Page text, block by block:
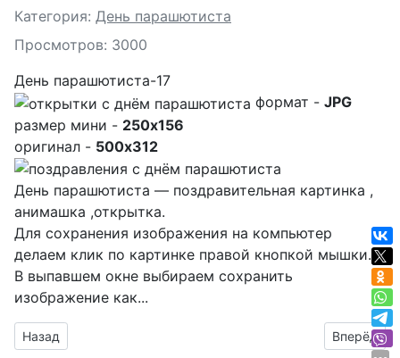
Подробности
Категория: День парашютиста
Просмотров: 3000
День парашютиста-17
формат - JPG
размер мини - 250x156
оригинал - 500x312
День парашютиста — поздравительная картинка ,
анимашка ,открытка.
Для сохранения изображения на компьютер
делаем клик по картинке правой кнопкой мышки.
В выпавшем окне выбираем сохранить
изображение как...
Предыдущий материал: картинки с парашютистами к проф
Назад Вперёд